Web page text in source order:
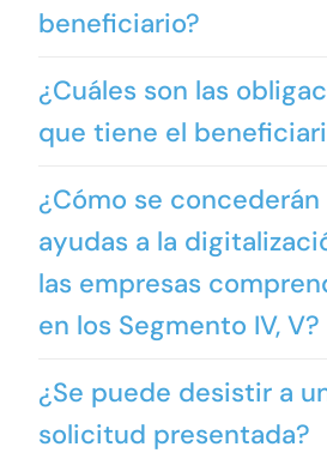
beneficiario?
¿Cuáles son las
que tiene el
¿Cómo se concederán
ayudas a la
las empresas
en los Segmento IV, V?
¿Se puede desistir a
solicitud presentada?